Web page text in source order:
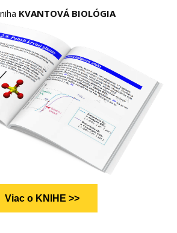
KVANTOVÁ BIOLÓGIA
Viac o KNIHE >>